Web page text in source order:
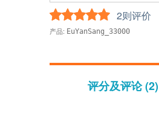
2则评价
产品: EuYanSang_33000
评分及评论 (2)